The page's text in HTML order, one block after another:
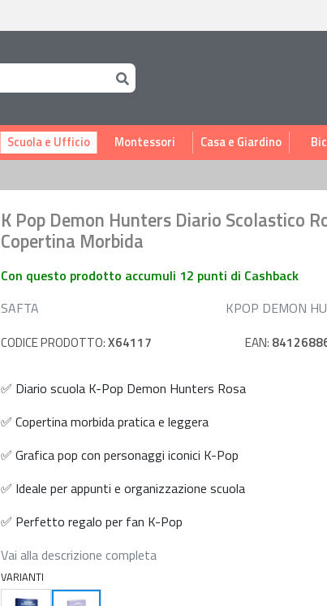
Scuola e Ufficio Montessori Casa e Giardino
K Pop Demon Hunters Diario Scolastico
Copertina Morbida
Con questo prodotto accumuli 12 punti di Cashback
SAFTA
KPOP DEMON
CODICE PRODOTTO:X64117 EAN:
✅ Diario scuola K-Pop Demon Hunters Rosa
✅ Copertina morbida pratica e leggera
✅ Grafica pop con personaggi iconici K-Pop
✅ Ideale per appunti e organizzazione scuola
✅ Perfetto regalo per fan K-Pop
Vai alla descrizione completa
VARIANTI